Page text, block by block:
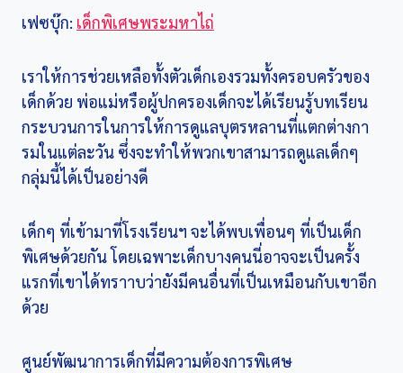
เฟซบุ๊ก: เด็กพิเศษพระมหาไถ่
เราให้การช่วยเหลือทั้งตัวเด็กเองรวมทั้งครอบครัวของ
เด็กด้วย พ่อแม่หรือผู้ปกครองเด็กจะได้เรียนรู้บทเรียน
กระบวนการในการให้การดูแลบุตรหลานที่แตกต่างกา
รมในแต่ละวัน ซึ่งจะทำให้พวกเขาสามารถดูแลเด็กๆ
กลุ่มนี้ได้เป็นอย่างดี
เด็กๆ ที่เข้ามาที่โรงเรียนฯ จะได้พบเพื่อนๆ ที่เป็นเด็ก
พิเศษด้วยกัน โดยเฉพาะเด็กบางคนนี่อาจจะเป็นครั้ง
แรกที่เขาได้ทราาบว่ายังมีคนอื่นที่เป็นเหมือนกับเขาอีก
ด้วย
ศูนย์พัฒนาการเด็กที่มีความต้องการพิเศษ